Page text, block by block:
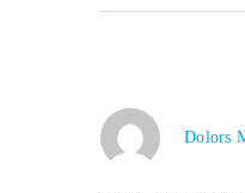
Dolors